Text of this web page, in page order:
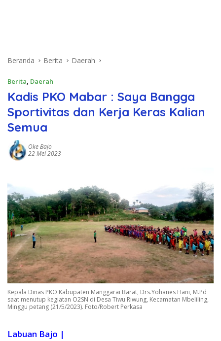
Beranda Berita Daerah
Berita, Daerah
Kadis PKO Mabar : Saya Bangga
Sportivitas dan Kerja Keras Kalian
Semua
Oke Bajo
22 Mei 2023
Kepala Dinas PKO Kabupaten Manggarai Barat, Drs.Yohanes Hani, M.Pd
saat menutup kegiatan O2SN di Desa Tiwu Riwung, Kecamatan Mbeliling,
Minggu petang (21/5/2023). Foto/Robert Perkasa
Labuan Bajo |